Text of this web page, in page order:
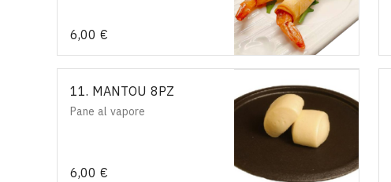
6,00 €
11. MANTOU 8PZ
Pane al vapore
6,00 €